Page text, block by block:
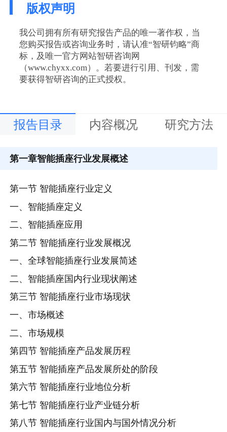
版权声明
我公司拥有所有研究报告产品的唯一著作权，当
您购买报告或咨询业务时，请认准“智研钧略”商
标，及唯一官方网站智研咨询网
（www.chyxx.com）。若要进行引用、刊发，需
要获得智研咨询的正式授权。
报告目录 内容概况 研究方法
第一章智能插座行业发展概述
第一节 智能插座行业定义
一、智能插座定义
二、智能插座应用
第二节 智能插座行业发展概况
一、全球智能插座行业发展简述
二、智能插座国内行业现状阐述
第三节 智能插座行业市场现状
一、市场概述
二、市场规模
第四节 智能插座产品发展历程
第五节 智能插座产品发展所处的阶段
第六节 智能插座行业地位分析
第七节 智能插座行业产业链分析
第八节 智能插座行业国内与国外情况分析